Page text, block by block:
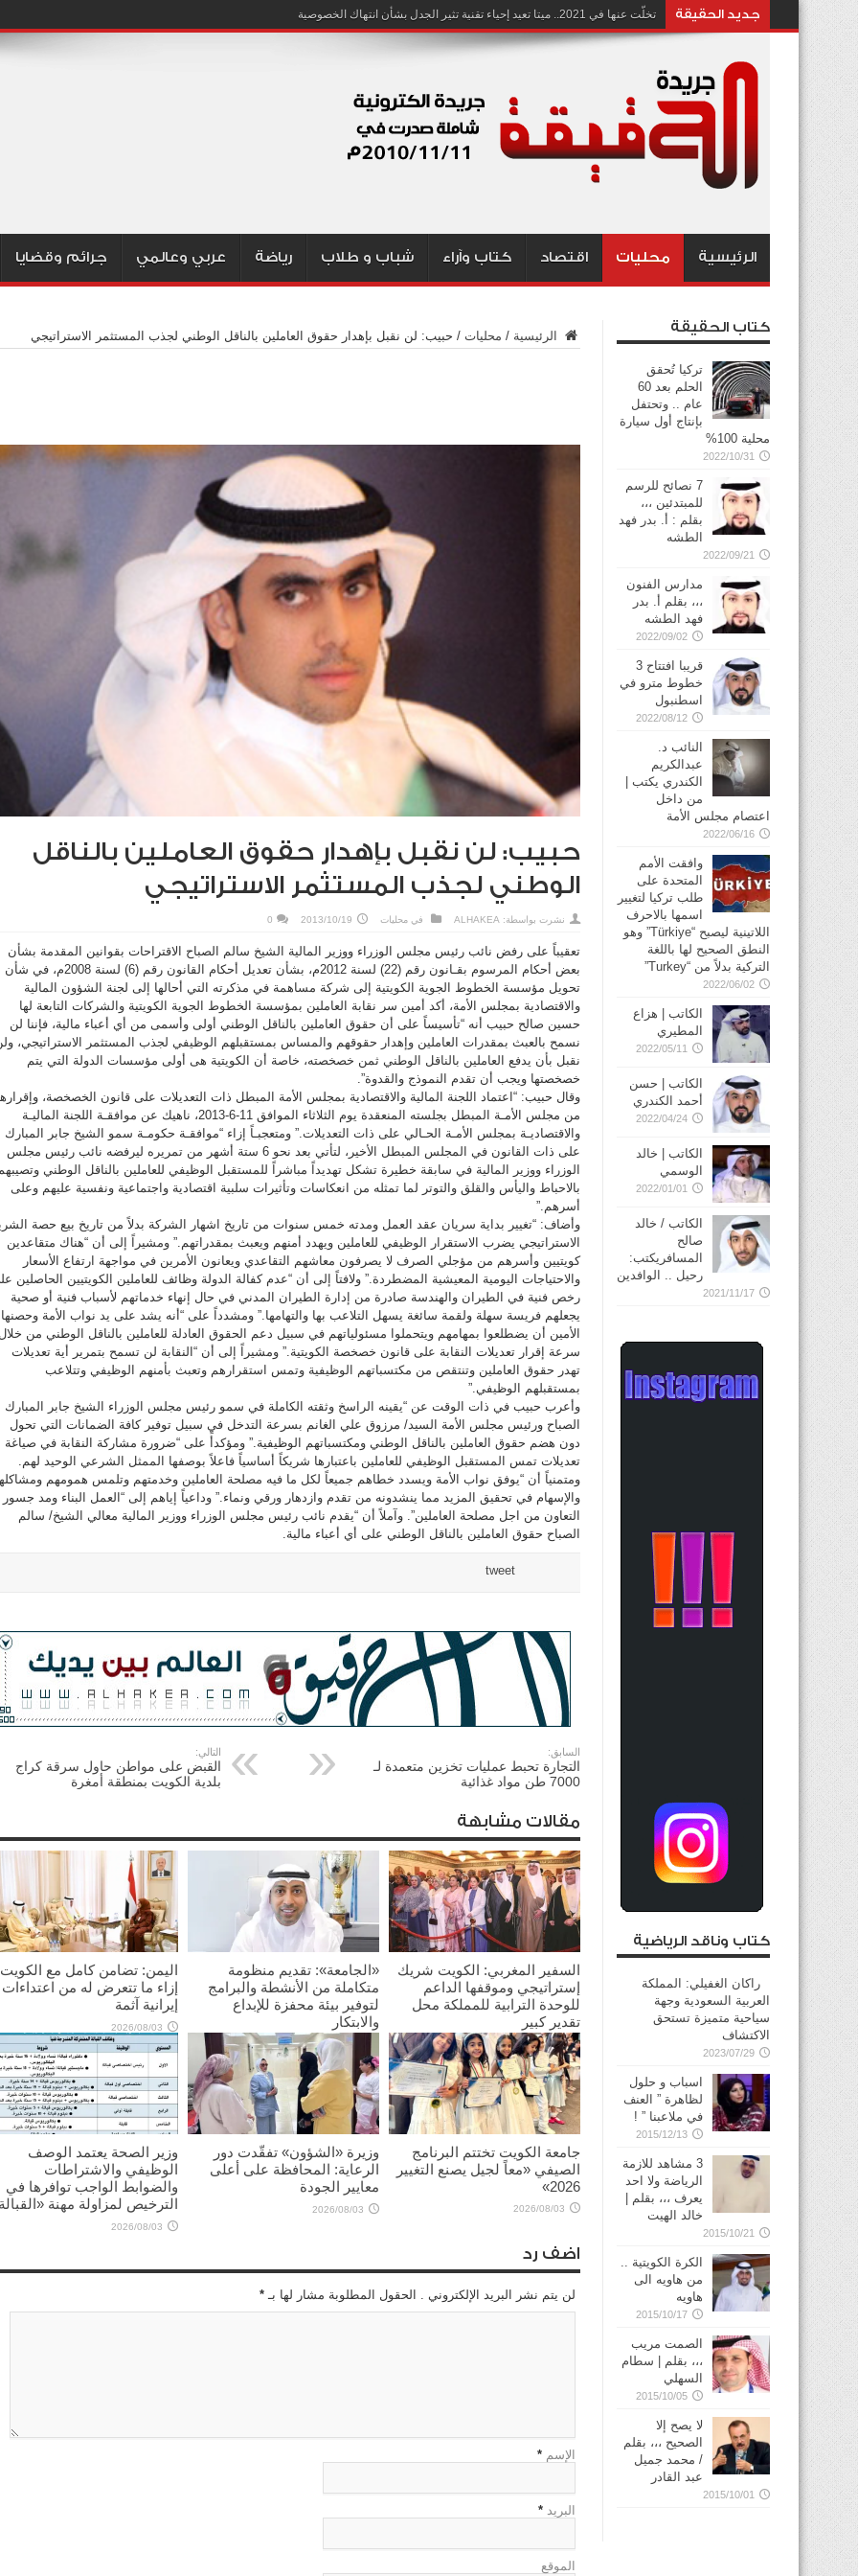
جديد الحقيقة تخلّت عنها في 2021.. ميتا تعيد إحياء تقنية تثير الجدل بشأن انتهاك الخصوصية
الرئيسية محليات اقتصاد كتاب وآراء شباب و طلاب رياضة عربي وعالمي جرائم وقضايا
الرئيسية / محليات / حبيب: لن نقبل بإهدار حقوق العاملين بالناقل الوطني لجذب المستثمر الاستراتيجي
حبيب: لن نقبل بإهدار حقوق العاملين بالناقل
الوطني لجذب المستثمر الاستراتيجي
نشرت بواسطة: ALHAKEA في محليات 2013/10/19
0
تعقيباً على رفض نائب رئيس مجلس الوزراء ووزير المالية الشيخ سالم الصباح الاقتراحات بقوانين المقدمة بشأن
بعض أحكام المرسوم بقـانون رقم (22) لسنة 2012م، بشأن تعديل أحكام القانون رقم (6) لسنة 2008م، في شأن
تحويل مؤسسة الخطوط الجوية الكويتية إلى شركة مساهمة في مذكرته التي أحالها إلى لجنة الشؤون المالية
والاقتصادية بمجلس الأمة، أكد أمين سر نقابة العاملين بمؤسسة الخطوط الجوية الكويتية والشركات التابعة لها
حسين صالح حبيب أنه “تأسيساً على أن حقوق العاملين بالناقل الوطني أولى وأسمى من أي أعباء مالية، فإننا لن
نسمح بالعبث بمقدرات العاملين وإهدار حقوقهم والمساس بمستقبلهم الوظيفي لجذب المستثمر الاستراتيجي،
نقبل بأن يدفع العاملين بالناقل الوطني ثمن خصخصته، خاصة أن الكويتية هى أولى مؤسسات الدولة التي يتم
خصخصتها ويجب أن تقدم النموذج والقدوة”.
وقال حبيب: “اعتماد اللجنة المالية والاقتصادية بمجلس الأمة المبطل ذات التعديلات على قانون الخصخصة،
من مجلس الأمـة المبطل بجلسته المنعقدة يوم الثلاثاء الموافق 11-6-2013، ناهيك عن موافقـة اللجنة الماليـة
والاقتصاديـة بمجلس الأمـة الحـالي على ذات التعديلات.” ومتعجبـاً إزاء “موافقـة حكومـة سمو الشيخ جابر المبارك
على ذات القانون في المجلس المبطل الأخير، لتأتي بعد نحو 6 ستة أشهر من تمريره ليرفضه نائب رئيس مجلس
الوزراء ووزير المالية في سابقة خطيرة تشكل تهديداً مباشراً للمستقبل الوظيفي للعاملين بالناقل الوطني
بالاحباط واليأس والقلق والتوتر لما تمثله من انعكاسات وتأثيرات سلبية اقتصادية واجتماعية ونفسية عليهم وعلى
أسرهم.”
وأضاف: “تغيير بداية سريان عقد العمل ومدته خمس سنوات من تاريخ اشهار الشركة بدلاً من تاريخ بيع حصة
الاستراتيجي يضرب الاستقرار الوظيفي للعاملين ويهدد أمنهم ويعبث بمقدراتهم.” ومشيراً إلى أن “هناك متقاعدين
كويتيين وأسرهم من مؤجلي الصرف لا يصرفون معاشهم التقاعدي ويعانون الأمرين في مواجهة ارتفاع الأسعار
والاحتياجات اليومية المعيشية المضطردة.” ولافتاً إلى أن “عدم كفالة الدولة وظائف للعاملين الكويتيين الحاصلين
رخص فنية في الطيران والهندسة صادرة من إدارة الطيران المدني في حال إنهاء خدماتهم لأسباب فنية أو صحية
يجعلهم فريسة سهلة ولقمة سائغة يسهل التلاعب بها والتهامها.” ومشدداً على “أنه يشد على يد نواب الأمة وحصنها
الأمين أن يضطلعوا بمهامهم ويتحملوا مسئولياتهم في سبيل دعم الحقوق العادلة للعاملين بالناقل الوطني من
سرعة إقرار تعديلات النقابة على قانون خصخصة الكويتية.” ومشيراً إلى أن “النقابة لن تسمح بتمرير أية تعديلات
تهدر حقوق العاملين وتنتقص من مكتسباتهم الوظيفية وتمس استقرارهم وتعبث بأمنهم الوظيفي وتتلاعب
بمستقبلهم الوظيفي.”
وأعرب حبيب في ذات الوقت عن “يقينه الراسخ وثقته الكاملة في سمو رئيس مجلس الوزراء الشيخ جابر المبارك
الصباح ورئيس مجلس الأمة السيد/ مرزوق علي الغانم بسرعة التدخل في سبيل توفير كافة الضمانات التي تحول
دون هضم حقوق العاملين بالناقل الوطني ومكتسباتهم الوظيفية.” ومؤكدأً على “ضرورة مشاركة النقابة في صياغة
تعديلات تمس المستقبل الوظيفي للعاملين باعتبارها شريكاً أساسياً فاعلاً بوصفها الممثل الشرعي الوحيد لهم.
ومتمنياً أن “يوفق نواب الأمة ويسدد خطاهم جميعاً لكل ما فيه مصلحة العاملين وخدمتهم وتلمس همومهم
والإسهام في تحقيق المزيد مما ينشدونه من تقدم وازدهار ورقي ونماء.” وداعياً إياهم إلى “العمل البناء ومد جسور
التعاون من اجل مصلحة العاملين”. وآملاً أن “يقدم نائب رئيس مجلس الوزراء ووزير المالية معالي الشيخ/ سالم
الصباح حقوق العاملين بالناقل الوطني على أي أعباء مالية.
tweet
السابق:
التجارة تحبط عمليات تخزين متعمدة لـ
7000 طن مواد غذائية
التالي:
القبض على مواطن حاول سرقة كراج
بلدية الكويت بمنطقة أمغرة
مقالات مشابهة
السفير المغربي: الكويت شريك
إستراتيجي وموقفها الداعم
للوحدة الترابية للمملكة محل
تقدير كبير
2026/08/03
«الجامعة»: تقديم منظومة
متكاملة من الأنشطة والبرامج
لتوفير بيئة محفزة للإبداع
والابتكار
2026/08/03
اليمن: تضامن كامل مع الكويت
إزاء ما تتعرض له من اعتداءات
إيرانية آثمة
2026/08/03
جامعة الكويت تختتم البرنامج
الصيفي «معاً لجيل يصنع التغيير
2026»
2026/08/03
وزيرة «الشؤون» تفقّدت دور
الرعاية: المحافظة على أعلى
معايير الجودة
2026/08/03
وزير الصحة يعتمد الوصف
الوظيفي والاشتراطات
والضوابط الواجب توافرها في
الترخيص لمزاولة مهنة
2026/08/03
اضف رد
لن يتم نشر البريد الإلكتروني . الحقول المطلوبة مشار لها بـ *
الإسم *
البريد *
الموقع
كتاب الحقيقة
تركيا تُحقق
الحلم بعد 60
عام .. وتحتفل
بإنتاج أول سيارة
محلية 100%
2022/10/31
7 نصائح للرسم
للمبتدئين ،،،
بقلم : أ. بدر فهد
الطشه
2022/09/21
مدارس الفنون
،،، بقلم أ. بدر
فهد الطشه
2022/09/02
قريبا افتتاح 3
خطوط مترو في
2022/08/12
النائب د.
عبدالكريم
الكندري يكتب |
من داخل
اعتصام مجلس الأمة
2022/06/16
وافقت الأمم
المتحدة على
طلب تركيا لتغيير
اسمها بالاحرف
اللاتينية ليصبح “Türkiye” وهو
النطق الصحيح لها باللغة
التركية بدلاً من “Turkey”
2022/06/02
الكاتب | هزاع
المطيري
2022/05/11
الكاتب | حسن
أحمد الكندري
2022/04/24
الكاتب | خالد
الوسمي
2022/01/01
الكاتب / خالد
صالح
المسافريكتب:
رحيل .. الوافدين
2021/11/17
كتاب وناقد الرياضية
راكان الغفيلي: المملكة
العربية السعودية وجهة
سياحية متميزة تستحق
الاكتشاف
2023/07/29
اسباب و حلول
لظاهرة ” العنف
في ملاعبنا ” !
2015/12/13
3 مشاهد للازمة
الرياضة ولا احد
يعرف ،،، بقلم |
خالد الهيت
2015/10/21
الكرة الكويتية ..
من هاويه الى
هاويه
2015/10/17
الصمت مريب
،،، بقلم | سطام
السهلي
2015/10/05
لا يصح إلا
الصحيح ،،، بقلم
/ محمد جميل
عبد القادر
2015/10/01